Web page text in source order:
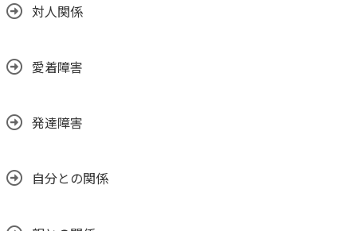
対人関係
愛着障害
発達障害
自分との関係